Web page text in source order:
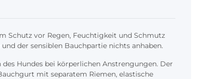
Schutz vor Regen, Feuchtigkeit und Schmutz
der sensiblen Bauchpartie nichts anhaben.
Hundes bei körperlichen Anstrengungen. Der
mit separatem Riemen, elastische